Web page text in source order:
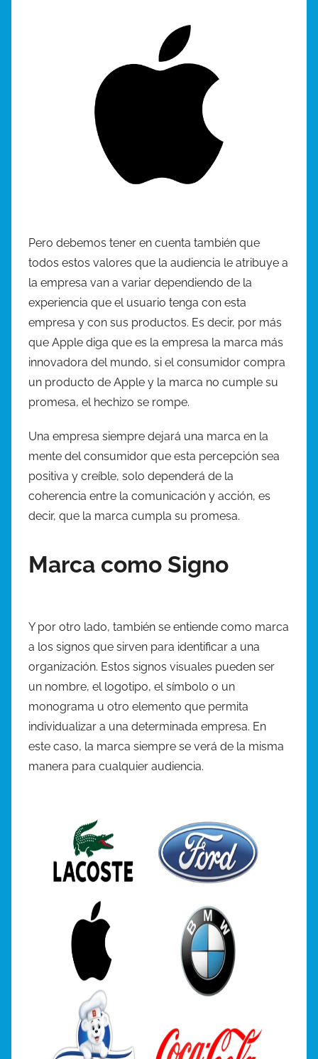
Pero debemos tener en cuenta también que
todos estos valores que la audiencia le atribuye a
la empresa van a variar dependiendo de la
experiencia que el usuario tenga con esta
empresa y con sus productos. Es decir, por más
que Apple diga que es la empresa la marca más
innovadora del mundo, si el consumidor compra
un producto de Apple y la marca no cumple su
promesa, el hechizo se rompe.
Una empresa siempre dejará una marca en la
mente del consumidor que esta percepción sea
positiva y creíble, solo dependerá de la
coherencia entre la comunicación y acción, es
decir, que la marca cumpla su promesa.
Marca como Signo
Y por otro lado, también se entiende como marca
a los signos que sirven para identificar a una
organización. Estos signos visuales pueden ser
un nombre, el logotipo, el símbolo o un
monograma u otro elemento que permita
individualizar a una determinada empresa. En
este caso, la marca siempre se verá de la misma
manera para cualquier audiencia.